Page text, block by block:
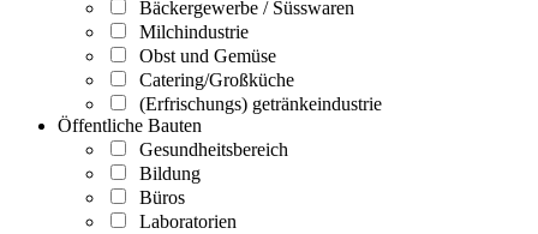
Bäckergewerbe / Süsswaren
Milchindustrie
Obst und Gemüse
Catering/Großküche
(Erfrischungs) getränkeindustrie
Öffentliche Bauten
Gesundheitsbereich
Bildung
Büros
Laboratorien